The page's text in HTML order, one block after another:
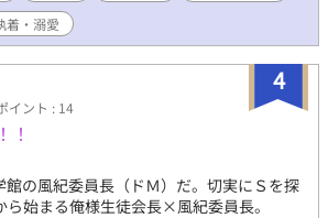
着・溺愛
4
イント : 14
！
の風紀委員長（ドＭ）だ。切実にＳを探
始まる俺様生徒会長×風紀委員長。